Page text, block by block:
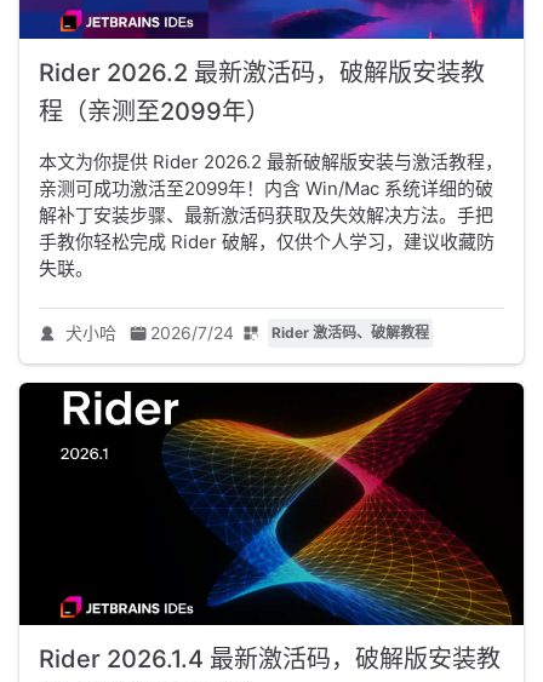
Rider 2026.2 最新激活码，破解版安装教
程（亲测至2099年）
本文为你提供 Rider 2026.2 最新破解版安装与激活教程，
亲测可成功激活至2099年！内含 Win/Mac 系统详细的破
解补丁安装步骤、最新激活码获取及失效解决方法。手把
手教你轻松完成 Rider 破解，仅供个人学习，建议收藏防
失联。
犬小哈 2026/7/24 Rider 激活码、破解教程
Rider 2026.1.4 最新激活码，破解版安装教